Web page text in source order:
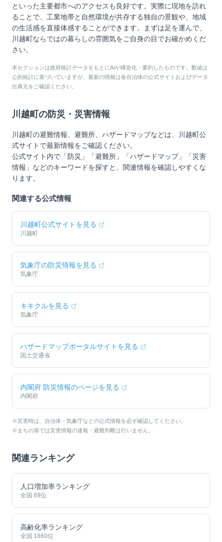
といった主要都市へのアクセスも良好です。実際に現地を訪れ
ることで、工業地帯と自然環境が共存する独自の景観や、地域
の生活感を直接体感することができます。まずは足を運んで、
川越町ならではの暮らしの雰囲気をご自身の目でお確かめくだ
さい。
本セクションは政府統計データをもとにAIが構造化・要約したものです。数値は
公的統計に基づいていますが、最新の情報は各自治体の公式サイトおよびデータ
出典元をご確認ください。
川越町 の防災・災害情報
川越町の避難情報、避難所、ハザードマップなどは、 川越町公
式サイトで最新情報をご確認ください。
公式サイト内で「防災」「避難所」「ハザードマップ」「災害
情報」などのキーワードを探すと、関連情報を確認しやすくな
ります。
関連する公式情報
川越町公式サイトを見る
川越町
気象庁の防災情報を見る
気象庁
キキクルを見る
気象庁
ハザードマップポータルサイトを見る
国土交通省
内閣府 防災情報のページを見る
内閣府
※災害時は、自治体・気象庁などの公式情報を必ず確認してください。
※まちの扉では災害情報の速報・避難判断は行いません。
関連ランキング
人口増加率ランキング
全国 89位
高齢化率ランキング
全国 1860位